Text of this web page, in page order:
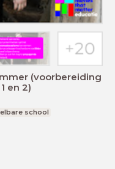
(voorbereiding
en 2)
school